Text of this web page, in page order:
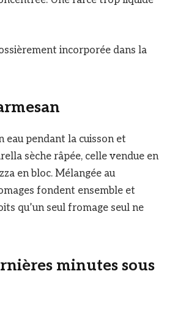
incorporée dans la
eau pendant la cuisson et
sèche râpée, celle vendue en
en bloc. Mélangée au
fondent ensemble et
qu’un seul fromage seul ne
minutes sous